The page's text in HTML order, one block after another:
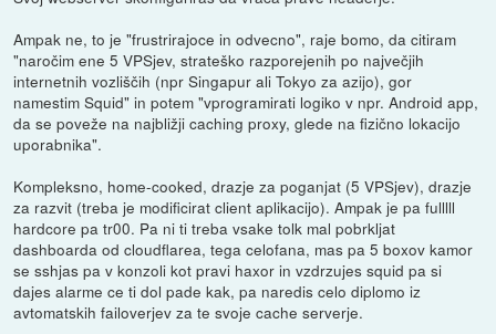
Ampak ne, to je "frustrirajoce in odvecno", raje bomo, da citiram
"naročim ene 5 VPSjev, strateško razporejenih po največjih
internetnih vozliščih (npr Singapur ali Tokyo za azijo), gor
namestim Squid" in potem "vprogramirati logiko v npr. Android app,
da se poveže na najbližji caching proxy, glede na fizično lokacijo
uporabnika".
Kompleksno, home-cooked, drazje za poganjat (5 VPSjev), drazje
za razvit (treba je modificirat client aplikacijo). Ampak je pa fulllll
hardcore pa tr00. Pa ni ti treba vsake tolk mal pobrkljat
dashboarda od cloudflarea, tega celofana, mas pa 5 boxov kamor
se sshjas pa v konzoli kot pravi haxor in vzdrzujes squid pa si
dajes alarme ce ti dol pade kak, pa naredis celo diplomo iz
avtomatskih failoverjev za te svoje cache serverje.